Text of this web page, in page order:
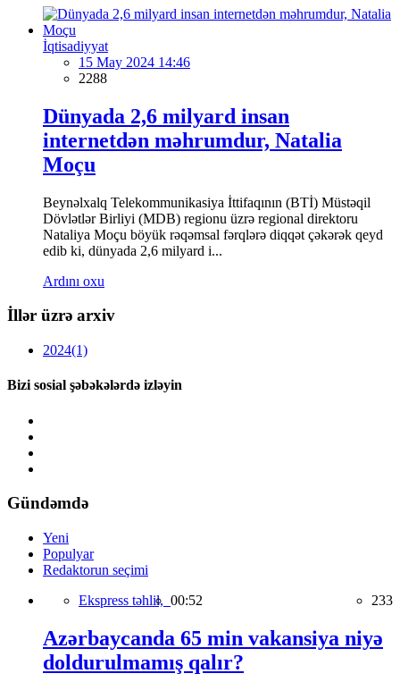
İqtisadiyyat
15 May 2024 14:46
2288
Dünyada 2,6 milyard insan
internetdən məhrumdur, Natalia
Moçu
Beynəlxalq Telekommunikasiya İttifaqının (BTİ) Müstəqil
Dövlətlər Birliyi (MDB) regionu üzrə regional direktoru
Nataliya Moçu böyük rəqəmsal fərqlərə diqqət çəkərək qeyd
edib ki, dünyada 2,6 milyard i...
Ardını oxu
İllər üzrə arxiv
2024(1)
Bizi sosial şəbəkələrdə izləyin
Gündəmdə
Yeni
Populyar
Redaktorun seçimi
Ekspress təhlil, 00:52 233
Azərbaycanda 65 min vakansiya niyə
doldurulmamış qalır?